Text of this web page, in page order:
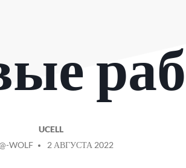
UCELL
WOLF 2 АВГУСТА 2022